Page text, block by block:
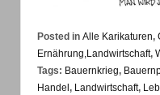
Posted in Alle Karikaturen,
Ernährung,Landwirtschaft,
Tags: Bauernkrieg,
Handel , Landwirtschaft,